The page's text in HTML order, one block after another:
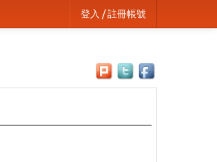
登入 / 註冊帳號